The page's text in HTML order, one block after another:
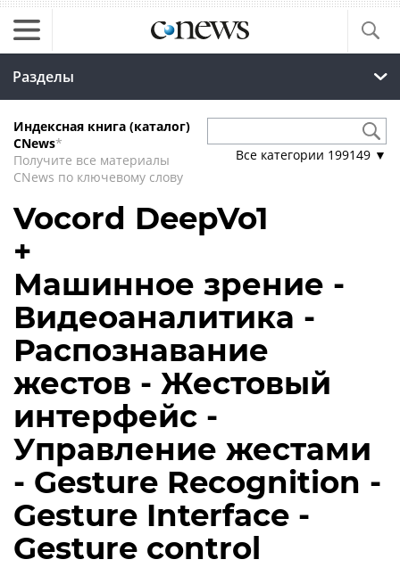
Разделы
Индексная книга (каталог)
CNews*
Получите все материалы
CNews по ключевому слову
Все категории 199149 ▼
Vocord DeepVo1
+
Машинное зрение -
Видеоаналитика -
Распознавание
жестов - Жестовый
интерфейс -
Управление жестами
- Gesture Recognition -
Gesture Interface -
Gesture control